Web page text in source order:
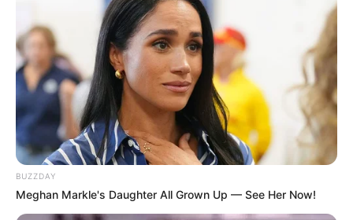
(foto: glamradar)
4. Serba hitam membuat orang makin misterius.
BUZZDAY
Meghan Markle's Daughter All Grown Up — See Her Now!